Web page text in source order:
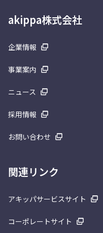
akippa株式会社
企業情報
事業案内
ニュース
採用情報
お問い合わせ
関連リンク
アキッパサービスサイト
コーポレートサイト